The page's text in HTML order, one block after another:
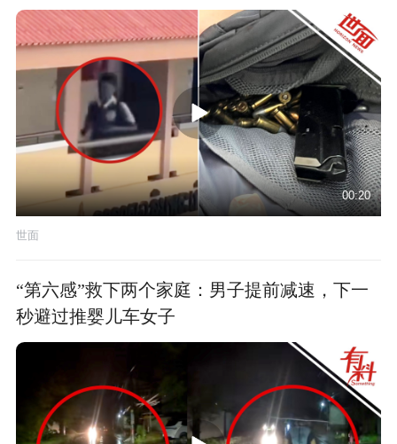
00:20
世面
“第六感”救下两个家庭：男子提前减速，下一
秒避过推婴儿车女子